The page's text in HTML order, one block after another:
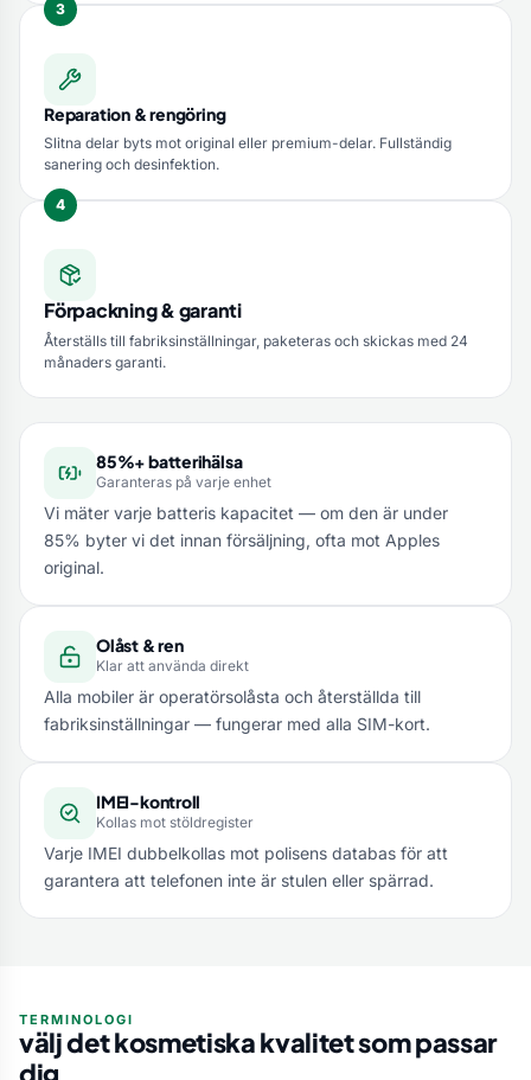
Reparation & rengöring
Slitna delar byts mot original eller premium-delar. Fullständig
sanering och desinfektion.
Förpackning & garanti
Återställs till fabriksinställningar, paketeras och skickas med 24
månaders garanti.
85%+ batterihälsa
Garanteras på varje enhet
Vi mäter varje batteris kapacitet — om den är under
85% byter vi det innan försäljning, ofta mot Apples
original.
Olåst & ren
Klar att använda direkt
Alla mobiler är operatörsolåsta och återställda till
fabriksinställningar — fungerar med alla SIM-kort.
IMEI-kontroll
Kollas mot stöldregister
Varje IMEI dubbelkollas mot polisens databas för att
garantera att telefonen inte är stulen eller spärrad.
TERMINOLOGI
välj det kosmetiska kvalitet som passar
dig